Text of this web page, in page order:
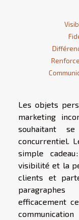
Les objets
marketing
souhaitant
concurrentiel.
simple
visibilité et la
clients et
efficacement